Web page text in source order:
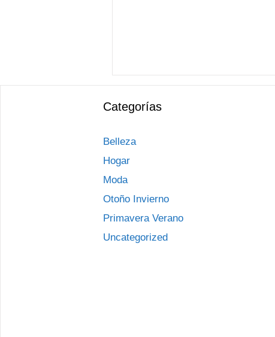
Categorías
Belleza
Hogar
Moda
Otoño Invierno
Primavera Verano
Uncategorized